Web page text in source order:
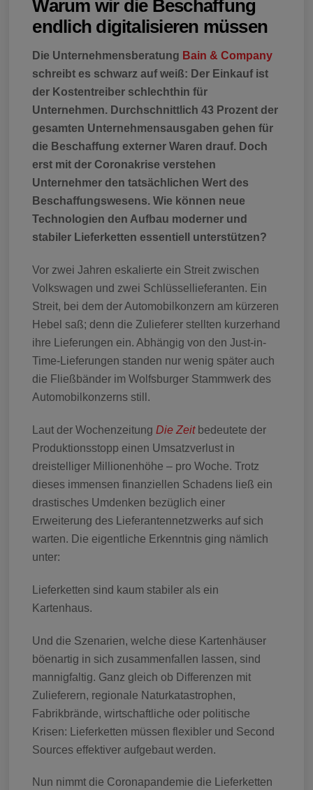
Warum wir die Beschaffung
endlich digitalisieren müssen
Die Unternehmensberatung Bain & Company
schreibt es schwarz auf weiß: Der Einkauf ist
der Kostentreiber schlechthin für
Unternehmen. Durchschnittlich 43 Prozent der
gesamten Unternehmensausgaben gehen für
die Beschaffung externer Waren drauf. Doch
erst mit der Coronakrise verstehen
Unternehmer den tatsächlichen Wert des
Beschaffungswesens. Wie können neue
Technologien den Aufbau moderner und
stabiler Lieferketten essentiell unterstützen?
Vor zwei Jahren eskalierte ein Streit zwischen
Volkswagen und zwei Schlüssellieferanten. Ein
Streit, bei dem der Automobilkonzern am kürzeren
Hebel saß; denn die Zulieferer stellten kurzerhand
ihre Lieferungen ein. Abhängig von den Just-in-
Time-Lieferungen standen nur wenig später auch
die Fließbänder im Wolfsburger Stammwerk des
Automobilkonzerns still.
Laut der WochenzeitungDie Zeitbedeutete der
Produktionsstopp einen Umsatzverlust in
dreistelliger Millionenhöhe – pro Woche. Trotz
dieses immensen finanziellen Schadens ließ ein
drastisches Umdenken bezüglich einer
Erweiterung des Lieferantennetzwerks auf sich
warten. Die eigentliche Erkenntnis ging nämlich
unter:
Lieferketten sind kaum stabiler als ein
Kartenhaus.
Und die Szenarien, welche diese Kartenhäuser
böenartig in sich zusammenfallen lassen, sind
mannigfaltig. Ganz gleich ob Differenzen mit
Zulieferern, regionale Naturkatastrophen,
Fabrikbrände, wirtschaftliche oder politische
Krisen: Lieferketten müssen flexibler und Second
Sources effektiver aufgebaut werden.
Nun nimmt die Coronapandemie die Lieferketten